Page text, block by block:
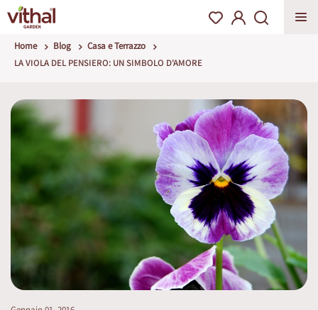
Home Blog
Casa e Terrazzo
LA VIOLA DEL PENSIERO: UN SIMBOLO D'AMORE